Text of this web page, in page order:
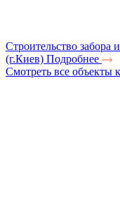
Строительство забора
(г.Киев) Подробнее
Смотреть все объекты